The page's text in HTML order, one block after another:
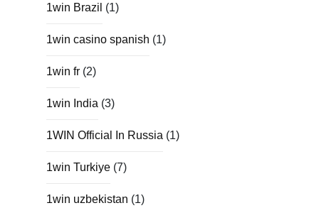
1win Brazil (1)
1win casino spanish (1)
1win fr (2)
1win India (3)
1WIN Official In Russia (1)
1win Turkiye (7)
1win uzbekistan (1)